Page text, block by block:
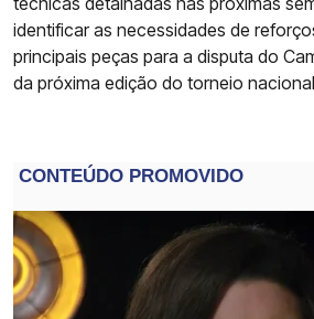
identificar as necessidades de
principais peças para a disputa do
da próxima edição do torneio